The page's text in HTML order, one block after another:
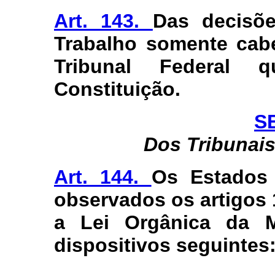
Art. 143. Das
Trabalho somente
Tribunal Federal
Constituição.
Dos
Art. 144. Os
observados os artigos
a Lei Orgânica da
dispositivos